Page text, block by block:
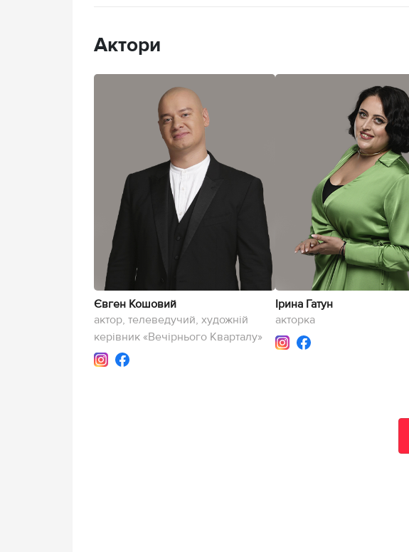
Актори
Євген Кошовий
актор, телеведучий, художній
керівник «Вечірнього Кварталу»
Ірина Гатун
акторка